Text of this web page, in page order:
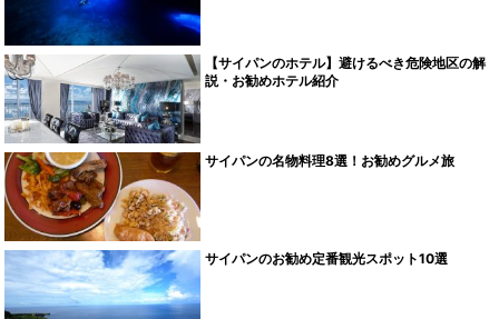
【サイパンのホテル】避けるべき危険地区の解
説・お勧めホテル紹介
サイパンの名物料理8選！お勧めグルメ旅
サイパンのお勧め定番観光スポット10選